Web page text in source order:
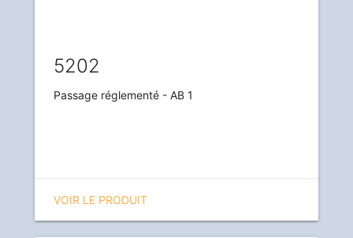
5202
Passage réglementé - AB 1
VOIR LE PRODUIT